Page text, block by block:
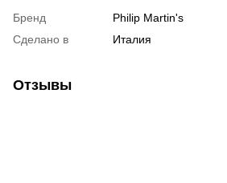
Бренд
Philip Martin's
Сделано в
Италия
Отзывы